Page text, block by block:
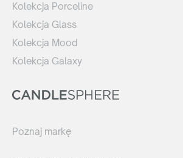
Kolekcja Porceline
Kolekcja Glass
Kolekcja Mood
Kolekcja Galaxy
Poznaj markę